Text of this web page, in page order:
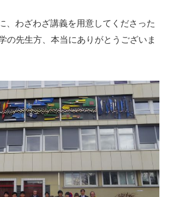
、わざわざ講義を用意してくださった
の先生方、本当にありがとうございま